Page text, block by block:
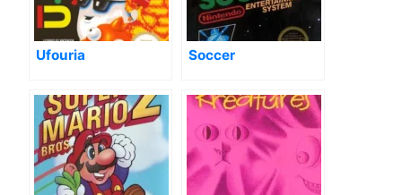
Ufouria Soccer